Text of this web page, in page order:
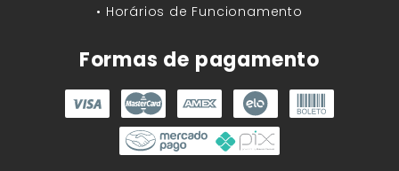
• Horários de Funcionamento
Formas de pagamento